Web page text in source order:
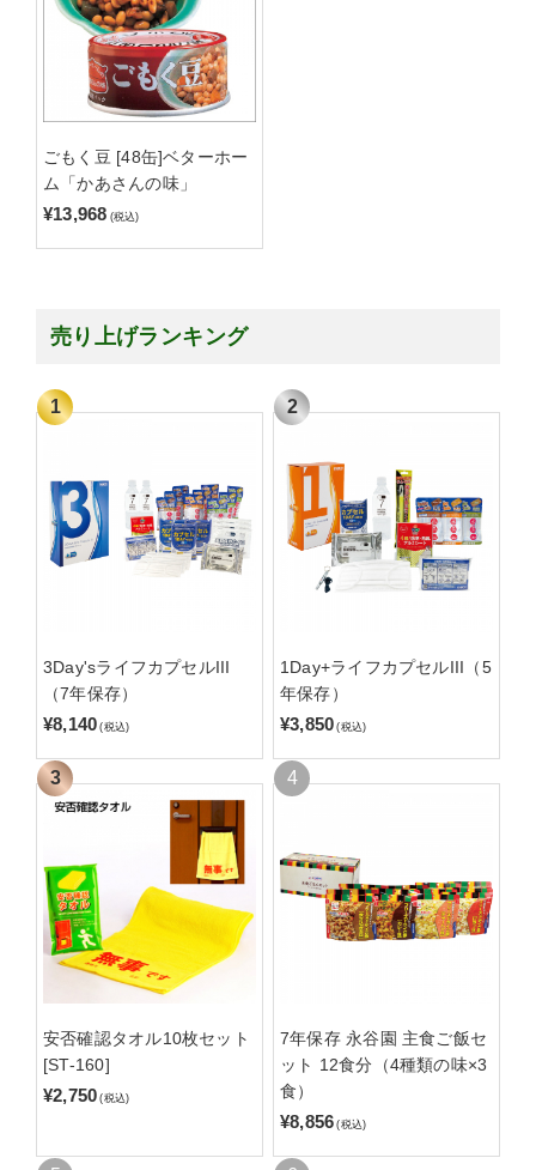
ごもく豆 [48缶]ベターホー
ム「かあさんの味」
¥13,968 (税込)
売り上げランキング
3Day'sライフカプセルIII
（7年保存）
¥8,140 (税込)
1Day+ライフカプセルIII（5
年保存）
¥3,850 (税込)
安否確認タオル10枚セット
[ST-160]
¥2,750 (税込)
7年保存 永谷園 主食ご飯セ
ット 12食分（4種類の味×3
食）
¥8,856 (税込)